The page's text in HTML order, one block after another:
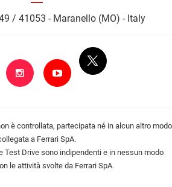
/ 41053 - Maranello (MO) - Italy
è controllata, partecipata né in alcun altro modo
a Ferrari SpA.
Test Drive sono indipendenti e in nessun modo
le attività svolte da Ferrari SpA.